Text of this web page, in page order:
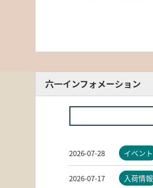
六一インフォメーション
2026-07-28 イベント
2026-07-17 入荷情報